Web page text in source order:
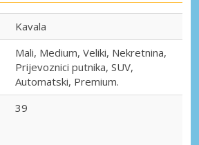
Kavala
Mali, Medium, Veliki, Nekretnina,
Prijevoznici putnika, SUV,
Automatski, Premium.
39